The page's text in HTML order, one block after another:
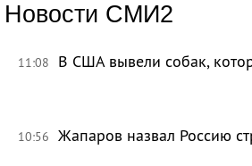
Новости СМИ2
11:08 В США вывели собак,
10:56 Жапаров назвал Россию